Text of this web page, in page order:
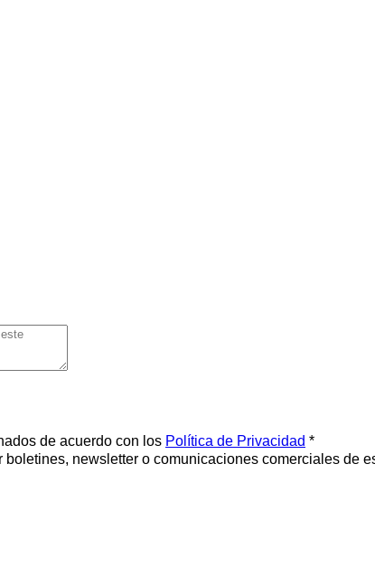
de acuerdo con los Política de Privacidad *
newsletter o comunicaciones comerciales de